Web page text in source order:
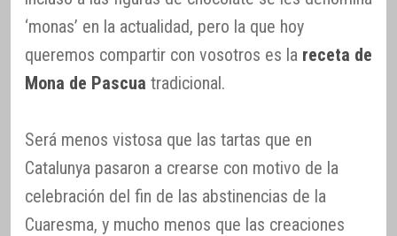
‘monas’ en la actualidad, pero la que hoy
queremos compartir con vosotros es la receta de
Mona de Pascua tradicional.
Será menos vistosa que las tartas que en
Catalunya pasaron a crearse con motivo de la
celebración del fin de las abstinencias de la
Cuaresma, y mucho menos que las creaciones